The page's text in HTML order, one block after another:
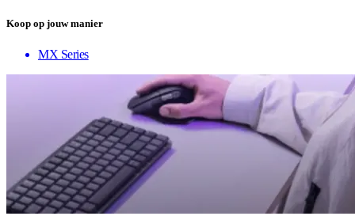
Koop op jouw manier
MX Series